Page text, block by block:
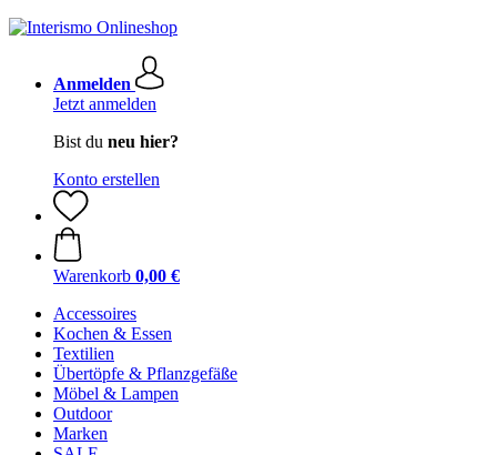
Anmelden
Jetzt anmelden
Bist du neu hier?
Konto erstellen
Warenkorb 0,00 €
Accessoires
Kochen & Essen
Textilien
Übertöpfe & Pflanzgefäße
Möbel & Lampen
Outdoor
Marken